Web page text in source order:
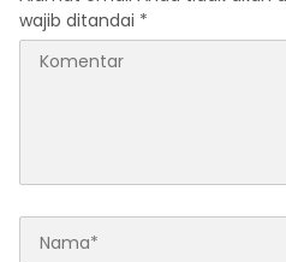
wajib ditandai *